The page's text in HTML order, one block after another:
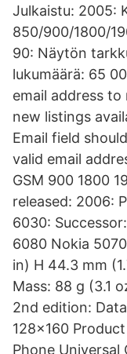
Julkaistu: 2005:
850/900/1800/
90: Näytön
lukumäärä: 65
email address
new listings
Email field
valid email
GSM 900 1800
released: 2006:
6030:
6080 Nokia
in) H 44.3 mm
Mass: 88 g (3.1
2nd edition:
128x160
Phone Universal